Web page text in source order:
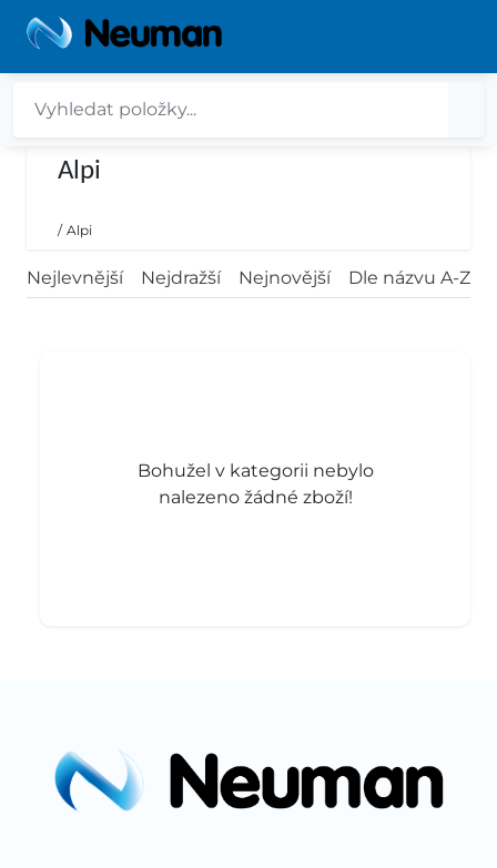
Alpi
/ Alpi
Nejlevnější Nejdražší Nejnovější Dle názvu A-Z
Bohužel v kategorii nebylo
nalezeno žádné zboží!